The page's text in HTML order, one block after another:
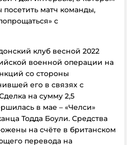
посетить матч команды,
с
клуб весной 2022
военной операции на
со стороны
его в связях с
на сумму 2,5
в мае – «Челси»
Тодда Боули. Средства
на счёте в британском
перевода на